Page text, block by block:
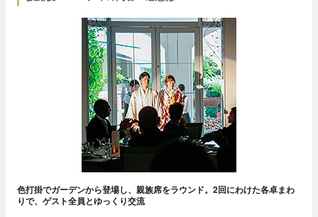
色打掛でガーデンから登場し、親族席をラウンド。2回にわけた各卓まわ
りで、ゲスト全員とゆっくり交流